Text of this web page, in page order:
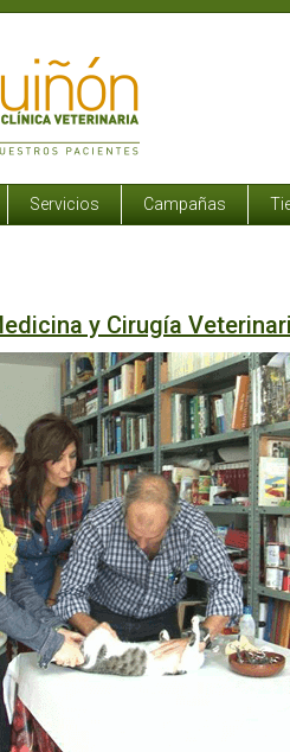
Servicios Campañas
y Cirugía